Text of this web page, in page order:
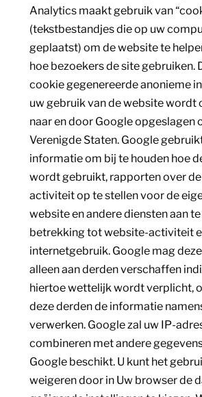
Analytics maakt gebruik van
(tekstbestandjes die op uw
geplaatst) om de website te
hoe bezoekers de site gebruiken.
cookie gegenereerde anonieme
uw gebruik van de website wordt
naar en door Google opgeslagen
Verenigde Staten. Google
informatie om bij te houden hoe
wordt gebruikt, rapporten over
activiteit op te stellen voor de
website en andere diensten aan
betrekking tot website-activiteit
internetgebruik. Google mag
alleen aan derden verschaffen
hiertoe wettelijk wordt verplicht,
deze derden de informatie
verwerken. Google zal uw IP-
combineren met andere
Google beschikt. U kunt het
weigeren door in Uw browser de